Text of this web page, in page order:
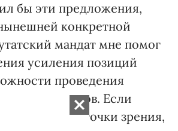
бы эти предложения,
конкретной
мандат мне помог
усиления позиций
проведения
нами законов. Если
точки зрения,